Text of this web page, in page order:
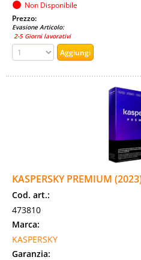
Non Disponibile
Prezzo:
Evasione Articolo:
2-5 Giorni lavorativi
KASPERSKY PREMIUM
Cod. art.:
473810
Marca:
KASPERSKY
Garanzia: